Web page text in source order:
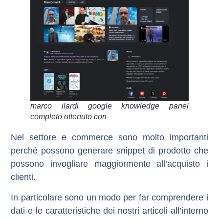
marco ilardi google knowledge panel
completo ottenuto con
Nel settore e commerce sono molto importanti
perché possono generare snippet di prodotto che
possono invogliare maggiormente all’acquisto i
clienti.
In particolare sono un modo per far comprendere i
dati e le caratteristiche dei nostri articoli all’interno